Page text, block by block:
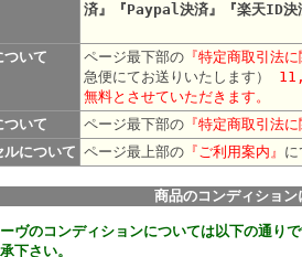
済』『Paypal決済』『楽天ID決
ついて ページ最下部の 『特定商取引法に
急便にてお送りいたします）
無料とさせていただきます。
ついて
ページ最下部の 『特定商取引法に
ルについて ページ最上部の 『ご利用案内』
商品のコンディション
ヴのコンディションについては以下の通り
下さい。